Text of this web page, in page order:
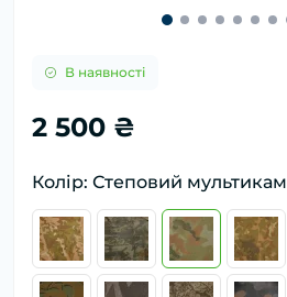
В наявності
2 500 ₴
Колір: Степовий мультикам